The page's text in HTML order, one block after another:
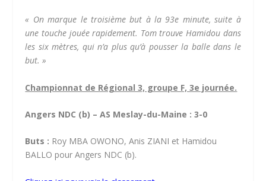
« On marque le troisième but à la 93e minute, suite à
une touche jouée rapidement. Tom trouve Hamidou dans
les six mètres, qui n’a plus qu’à pousser la balle dans le
but. »
Championnat de Régional 3, groupe F, 3e journée.
Angers NDC (b) – AS Meslay-du-Maine : 3-0
Buts : Roy MBA OWONO, Anis ZIANI et Hamidou
BALLO pour Angers NDC (b).